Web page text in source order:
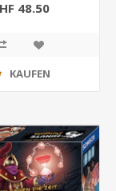
48.50
KAUFEN